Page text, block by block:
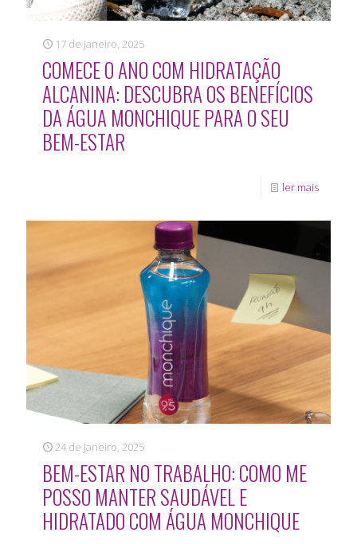
17 de Janeiro, 2025
COMECE O ANO COM HIDRATAÇÃO
ALCANINA: DESCUBRA OS BENEFÍCIOS
DA ÁGUA MONCHIQUE PARA O SEU
BEM-ESTAR
ler mais
24 de Janeiro, 2025
BEM-ESTAR NO TRABALHO: COMO ME
POSSO MANTER SAUDÁVEL E
HIDRATADO COM ÁGUA MONCHIQUE